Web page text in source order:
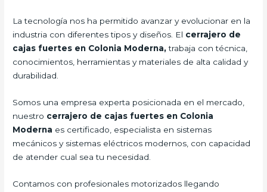
La tecnología nos ha permitido avanzar y evolucionar en la
industria con diferentes tipos y diseños. El cerrajero de
cajas fuertes en Colonia Moderna,trabaja con técnica,
conocimientos, herramientas y materiales de alta calidad y
durabilidad.
Somos una empresa experta posicionada en el mercado,
nuestro cerrajero de cajas fuertes en Colonia
Moderna es certificado, especialista en sistemas
mecánicos y sistemas eléctricos modernos, con capacidad
de atender cual sea tu necesidad.
Contamos con profesionales motorizados llegando